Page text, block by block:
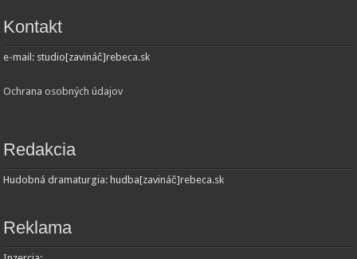
Kontakt
e-mail: studio[zavináč]rebeca.sk
Ochrana osobných údajov
Redakcia
Hudobná dramaturgia: hudba[zavináč]rebeca.sk
Reklama